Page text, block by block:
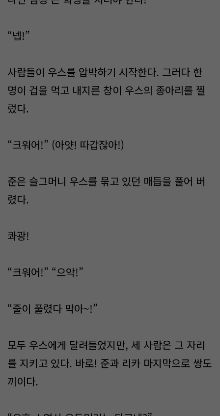
“넵!”
사람들이 우스를 압박하기 시작한다. 그러다 한
명이 겁을 먹고 내지른 창이 우스의 종아리를 찔
렀다.
“크워어!” (아얏! 따갑잖아!)
준은 슬그머니 우스를 묶고 있던 매듭을 풀어 버
렸다.
콰광!
“크워어!” “으악!”
“줄이 풀렸다 막아~!”
모두 우스에게 달려들었지만, 세 사람은 그 자리
를 지키고 있다. 바로! 준과 리카 마지막으로 쌍도
끼이다.